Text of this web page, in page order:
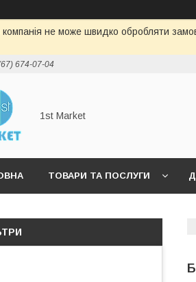
не може швидко обробляти
674-07-04
1st Market
ТОВАРИ ТА ПОСЛУГИ